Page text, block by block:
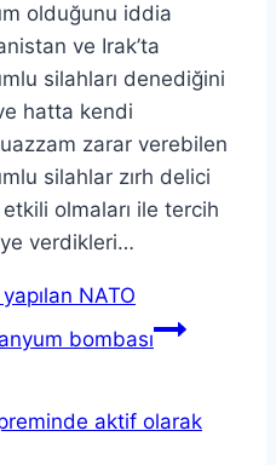
olduğunu iddia
ve Irak’ta
silahları denediğini
hatta kendi
zarar verebilen
silahlar zırh delici
olmaları ile tercih
verdikleri…
NATO
bombası